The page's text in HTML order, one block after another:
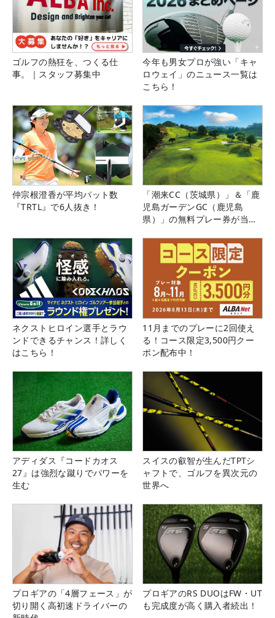
ゴルフの熱狂を、つくる仕
事。｜スタッフ募集中
今年も男女プロが強い「キャ
ロウェイ」のニュース一覧は
こちら！
仲宗根澄香が平均パット数
『TRTL』で6人抜き！
「潮来CC（茨城県）」＆「鹿
児島ガーデンGC（鹿児島
県）」の無料プレー券が当た
ネクストヒロイン選手とラウ
ンドできるチャンス！詳しく
はこちら！
11月までのプレーに2回使え
る！コース限定3,500円クー
ポン配布中！
アディダス『コードカオス
27』は強烈な蹴りでパワーを
生む
スイスの叡智が生んだTPTシ
ャフトで、ゴルフを異次元の
世界へ
プロギアの「4層フェース」が
切り開く高初速ドライバーの
プロギアのRS DUOはFW・UT
も完成度が高く購入者続出！